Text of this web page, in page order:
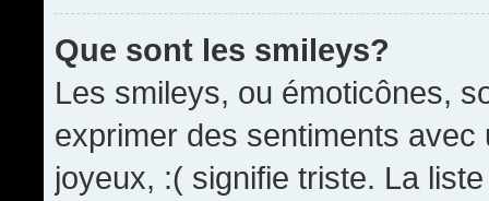
Que sont les smileys?
Les smileys, ou émoticônes,
exprimer des sentiments
joyeux, :( signifie triste. La